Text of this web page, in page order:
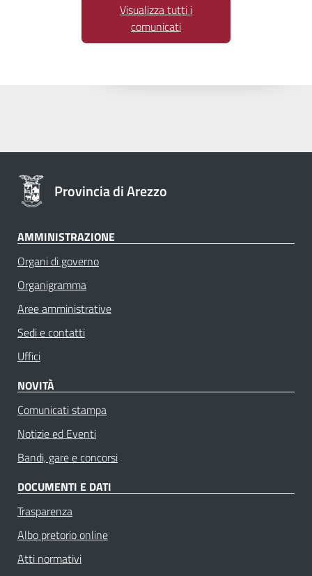
Visualizza tutti i
comunicati
Provincia di Arezzo
AMMINISTRAZIONE
Organi di governo
Organigramma
Aree amministrative
Sedi e contatti
Uffici
NOVITÀ
Comunicati stampa
Notizie ed Eventi
Bandi, gare e concorsi
DOCUMENTI E DATI
Trasparenza
Albo pretorio online
Atti normativi